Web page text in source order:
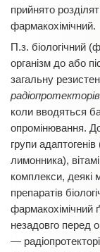
прийнято
фармакохімічний.
П.з. біологічний
організм до або
загальну
радіопротекторів
коли вводяться
опромінювання.
групи
лимонника),
комплекси, деякі
препаратів
фармакохімічний
незадовго перед
—